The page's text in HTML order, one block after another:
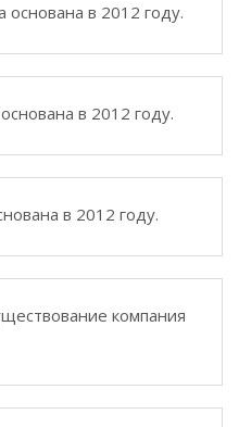
основана в 2012 году.
в 2012 году.
в 2012 году.
компания